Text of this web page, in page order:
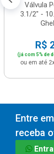
Válvula
3.1/2" -
R$
(já com 5% de
ou em até
Entre
receba